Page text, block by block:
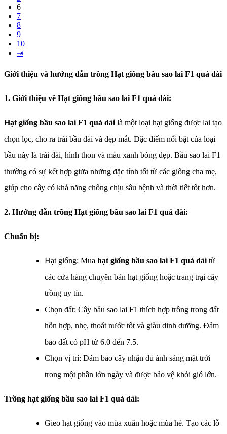
6
7
8
9
10
⇥
Giới thiệu và hướng dẫn trồng Hạt giống bầu sao lai F1 quả dài
1. Giới thiệu về Hạt giống bầu sao lai F1 quả dài:
Hạt giống bầu sao lai F1 quả dài là một loại hạt giống được lai tạo
chọn lọc, cho ra trái bầu dài và đẹp mắt. Đặc điểm nổi bật của loại
bầu này là trái dài, hình thon và màu xanh bóng đẹp. Bầu sao lai F1
thường có sự kết hợp giữa những đặc tính tốt từ các giống cha mẹ,
giúp cho cây có khả năng chống chịu sâu bệnh và thời tiết tốt hơn.
2. Hướng dẫn trồng Hạt giống bầu sao lai F1 quả dài:
Chuẩn bị:
Hạt giống: Mua hạt giống bầu sao lai F1 quả dài từ
các cửa hàng chuyên bán hạt giống hoặc trang trại cây
trồng uy tín.
Chọn đất: Cây bầu sao lai F1 thích hợp trồng trong đất
hỗn hợp, nhẹ, thoát nước tốt và giàu dinh dưỡng. Đảm
bảo đất có pH từ 6.0 đến 7.5.
Chọn vị trí: Đảm bảo cây nhận đủ ánh sáng mặt trời
trong một phần lớn ngày và được bảo vệ khỏi gió lớn.
Trồng hạt giống bầu sao lai F1 quả dài:
Gieo hạt giống vào mùa xuân hoặc mùa hè. Tạo các lỗ